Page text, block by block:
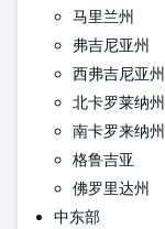
马里兰州
弗吉尼亚州
西弗吉尼亚州
北卡罗莱纳州
南卡罗来纳州
格鲁吉亚
佛罗里达州
中东部